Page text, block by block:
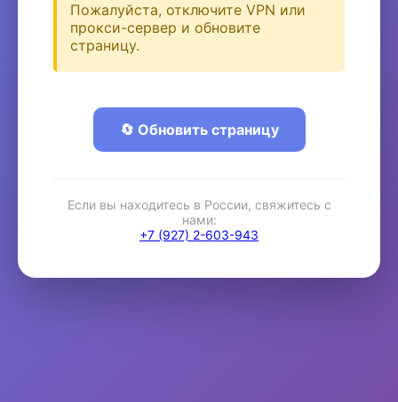
Пожалуйста, отключите VPN или
прокси-сервер и обновите
страницу.
🔄 Обновить страницу
Если вы находитесь в России, свяжитесь с
нами:
+7 (927) 2-603-943